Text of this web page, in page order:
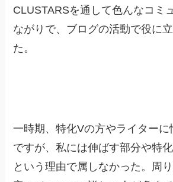
CLUSTARSを通して色んなコミ
ながりで、ブログの活動で役に
た。
一時期、特化Vの方やライター
ですが、私には伸ばす部分や特
という理由で属しなかった。周